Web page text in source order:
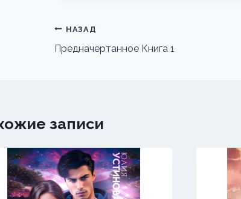
Навигация
по
НАЗАД
Предначертанное Книга 1
записи